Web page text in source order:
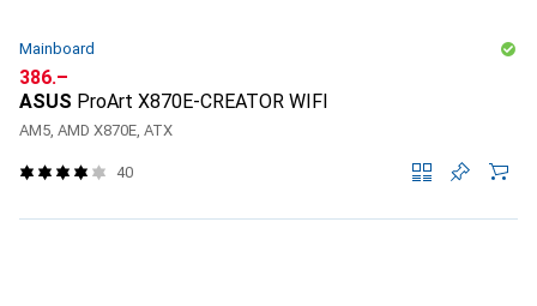
Mainboard
CHF
386.–
ASUS ProArt X870E-CREATOR WIFI
AM5, AMD X870E, ATX
40